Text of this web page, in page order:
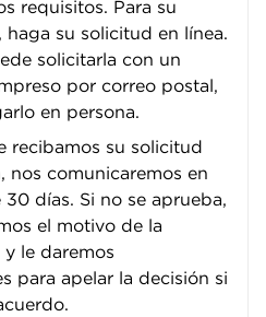
requisitos. Para su
su solicitud en línea.
solicitarla con un
por correo postal,
en persona.
recibamos su solicitud
nos comunicaremos en
días. Si no se aprueba,
el motivo de la
le daremos
para apelar la decisión si